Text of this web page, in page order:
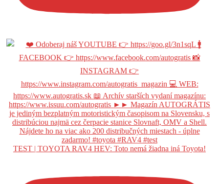
TEST | TOYOTA RAV4 HEV: Toto nemá žiadna iná Toyota!